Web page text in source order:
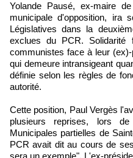
Yolande Pausé, ex-maire de Sainte-Suzanne, et conseillère
municipale d'opposition, ira
Législatives dans la
exclues du PCR. Solidarité
communistes face à leur
qui demeure intransigeant
définie selon les règles de
autorité.
Cette position, Paul Vergès
plusieurs reprises, lors
Municipales partielles de
PCR avait dit au cours de